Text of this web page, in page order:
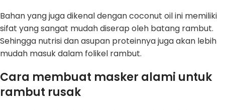
Bahan yang juga dikenal dengan coconut oil ini memiliki
sifat yang sangat mudah diserap oleh batang rambut.
Sehingga nutrisi dan asupan proteinnya juga akan lebih
mudah masuk dalam folikel rambut.
Cara membuat masker alami untuk
rambut rusak